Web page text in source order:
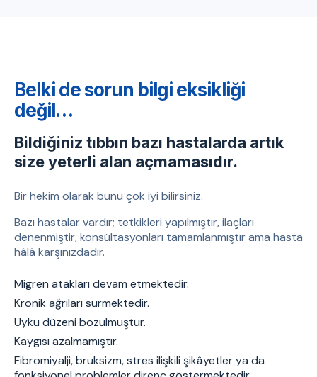
Belki de sorun bilgi eksikliği
değil…
Bildiğiniz tıbbın bazı hastalarda artık
size yeterli alan açmamasıdır.
Bir hekim olarak bunu çok iyi bilirsiniz.
Bazı hastalar vardır; tetkikleri yapılmıştır, ilaçları
denenmiştir, konsültasyonları tamamlanmıştır ama hasta
hâlâ karşınızdadır.
Migren atakları devam etmektedir.
Kronik ağrıları sürmektedir.
Uyku düzeni bozulmuştur.
Kaygısı azalmamıştır.
Fibromiyalji, bruksizm, stres ilişkili şikâyetler ya da